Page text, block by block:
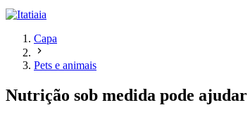
Capa
Pets e animais
Nutrição sob medida pode